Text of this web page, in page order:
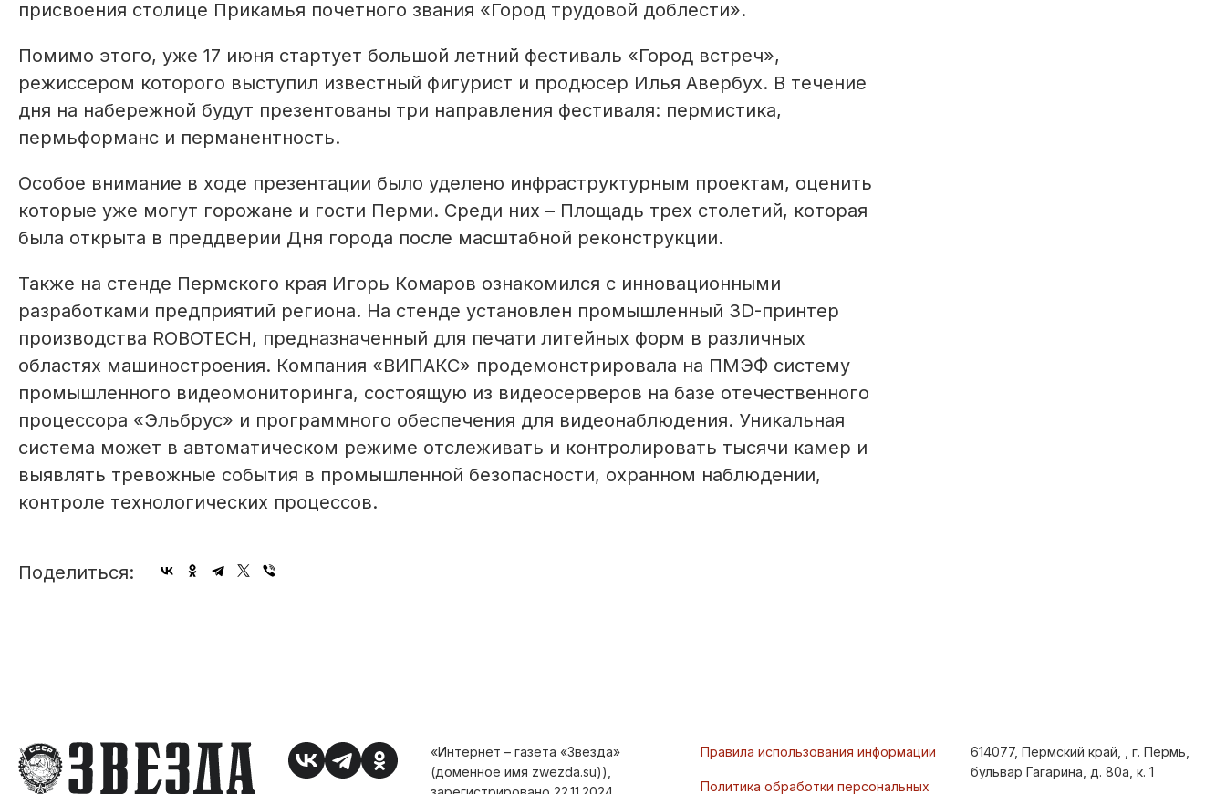
присвоения столице Прикамья почетного звания «Город трудовой доблести».
Помимо этого, уже 17 июня стартует большой летний фестиваль «Город встреч»,
режиссером которого выступил известный фигурист и продюсер Илья Авербух. В течение
дня на набережной будут презентованы три направления фестиваля: пермистика,
пермьформанс и перманентность.
Особое внимание в ходе презентации было уделено инфраструктурным проектам, оценить
которые уже могут горожане и гости Перми. Среди них – Площадь трех столетий, которая
была открыта в преддверии Дня города после масштабной реконструкции.
Также на стенде Пермского края Игорь Комаров ознакомился с инновационными
разработками предприятий региона. На стенде установлен промышленный 3D-принтер
производства ROBOTECH, предназначенный для печати литейных форм в различных
областях машиностроения. Компания «ВИПАКС» продемонстрировала на ПМЭФ систему
промышленного видеомониторинга, состоящую из видеосерверов на базе отечественного
процессора «Эльбрус» и программного обеспечения для видеонаблюдения. Уникальная
система может в автоматическом режиме отслеживать и контролировать тысячи камер и
выявлять тревожные события в промышленной безопасности, охранном наблюдении,
контроле технологических процессов.
Поделиться:
«Интернет – газета «Звезда»
(доменное имя zwezda.su)),
Правила использования информации
Политика обработки персональных
614077, Пермский край, , г. Пермь,
бульвар Гагарина, д. 80а, к. 1